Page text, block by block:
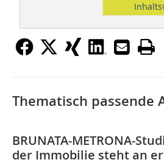
Thematisch passende
BRUNATA-METRONA-
der Immobilie steht an